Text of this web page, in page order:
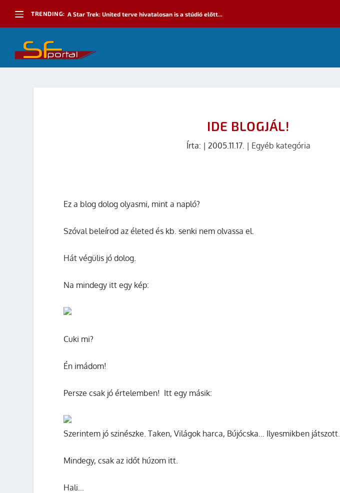
TRENDING: A Star Trek: United terve hivatalosan is a stúdió előtt...
IDE BLOGJÁL!
Írta: | 2005.11.17. | Egyéb kategória
Ez a blog dolog olyasmi, mint a napló?
Szóval beleírod az életed és kb. senki nem olvassa el.
Hát végülis jó dolog.
Na mindegy itt egy kép:
Cuki mi?
Én imádom!
Persze csak jó értelemben! Itt egy másik:
Szerintem jó szinészke. Taken, Világok harca, Bújócska… Ilyesmikben játszott.
Mindegy, csak az időt húzom itt.
Hali…